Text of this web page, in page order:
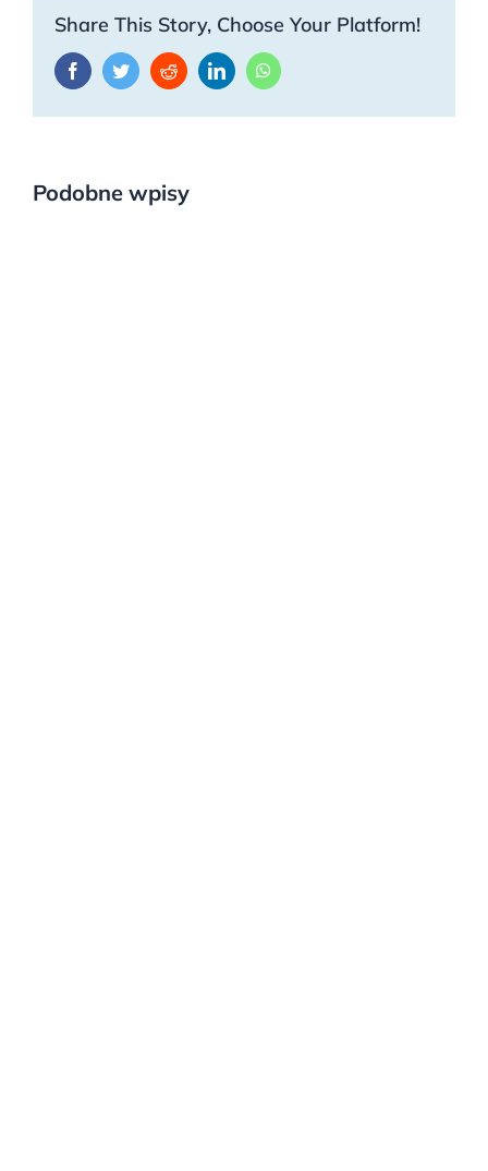
Share This Story, Choose Your Platform!
FacebookTwitterRedditLinkedInWhatsApp
Podobne wpisy